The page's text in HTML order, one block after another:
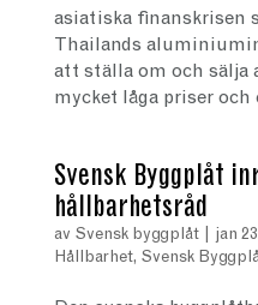
asiatiska finanskrisen
Thailands
att ställa om och
mycket låga priser och
Svensk Byggplåt
hållbarhetsråd
av Svensk byggplåt| jan
Hållbarhet, Svensk